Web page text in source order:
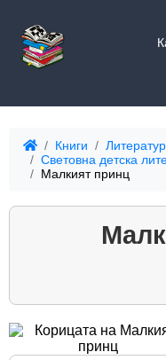
Книги
Световна детска
Малкият принц